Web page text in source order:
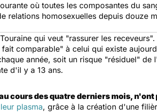
où toutes les composantes du
relations homosexuelles depuis douze
qui veut "rassurer les
comparable" à celui qui existe
année, soit un risque "résiduel" de
d'il y a 13 ans.
cours des quatre derniers mois, n'ont
plasma, grâce à la création d'une